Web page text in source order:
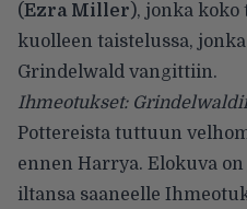
(Ezra Miller), jonka
kuolleen taistelussa,
Grindelwald vangittiin.
Ihmeotukset:
Pottereista tuttuun
ennen Harrya. Elokuva
iltansa saaneelle